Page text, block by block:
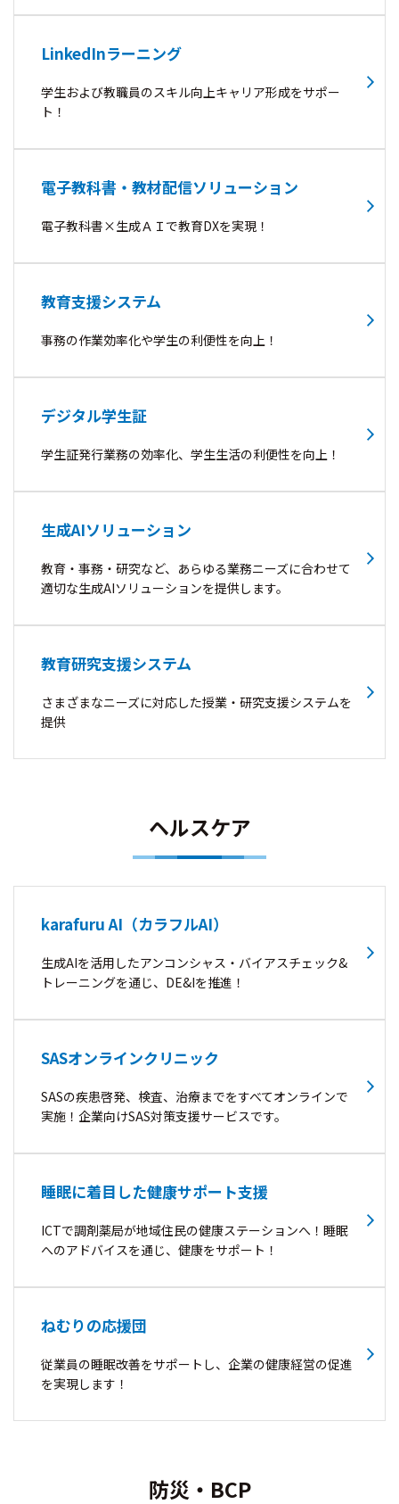
LinkedInラーニング
学生および教職員のスキル向上キャリア形成をサポー
ト！
電子教科書・教材配信ソリューション
電子教科書×生成ＡＩで教育DXを実現！
教育支援システム
事務の作業効率化や学生の利便性を向上！
デジタル学生証
学生証発行業務の効率化、学生生活の利便性を向上！
生成AIソリューション
教育・事務・研究など、あらゆる業務ニーズに合わせて
適切な生成AIソリューションを提供します。
教育研究支援システム
さまざまなニーズに対応した授業・研究支援システムを
提供
ヘルスケア
karafuru AI（カラフルAI）
生成AIを活用したアンコンシャス・バイアスチェック&
トレーニングを通じ、DE&Iを推進！
SASオンラインクリニック
SASの疾患啓発、検査、治療までをすべてオンラインで
実施！企業向けSAS対策支援サービスです。
睡眠に着目した健康サポート支援
ICTで調剤薬局が地域住民の健康ステーションへ！睡眠
へのアドバイスを通じ、健康をサポート！
ねむりの応援団
従業員の睡眠改善をサポートし、企業の健康経営の促進
を実現します！
防災・BCP